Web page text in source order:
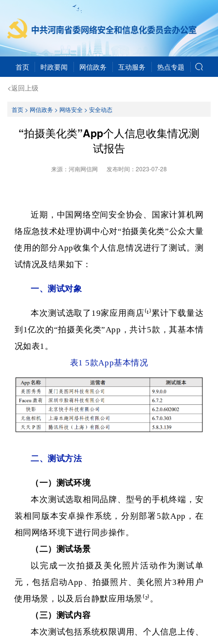
首页 时政要闻 网信政务 互动服务 热点专题
<返回上级
首页> 网信政务> 网络安全> 安全动态
“拍摄美化类”App个人信息收集情况测
试报告
来源：河南网信网 发布时间： 2023-07-28
近期，中国网络空间安全协会、国家计算机网
络应急技术处理协调中心对“拍摄美化类”公众大量
使用的部分App收集个人信息情况进行了测试。测
试情况及结果如下：
一、测试对象
本次测试选取了19家应用商店⁽¹⁾累计下载量达
到1亿次的“拍摄美化类”App，共计5款，其基本情
况如表1。
表1 5款App基本情况
二、测试方法
（一）测试环境
本次测试选取相同品牌、型号的手机终端，安
装相同版本安卓操作系统，分别部署5款App，在
相同网络环境下进行同步操作。
（二）测试场景
以完成一次拍摄及美化照片活动作为测试单
元，包括启动App、拍摄照片、美化照片3种用户
使用场景，以及后台静默应用场景⁽²⁾。
（三）测试内容
本次测试包括系统权限调用、个人信息上传、